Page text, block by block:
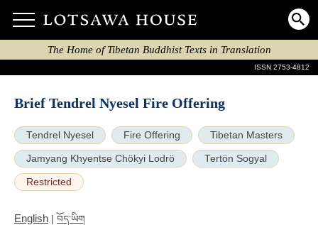
The Home of Tibetan Buddhist Texts in Translation
ISSN 2753-4812
Brief Tendrel Nyesel Fire Offering
Tendrel Nyesel Fire Offering Tibetan Masters
Jamyang Khyentse Chökyi Lodrö Tertön Sogyal
Restricted
English | བོད་ཡིག